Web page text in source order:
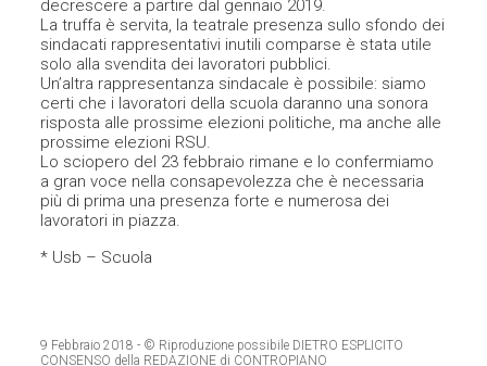
decrescere a partire dal gennaio 2019.
La truffa è servita, la teatrale presenza sullo sfondo dei
sindacati rappresentativi inutili comparse è stata utile
solo alla svendita dei lavoratori pubblici.
Un’altra rappresentanza sindacale è possibile: siamo
certi che i lavoratori della scuola daranno una sonora
risposta alle prossime elezioni politiche, ma anche alle
prossime elezioni RSU.
Lo sciopero del 23 febbraio rimane e lo confermiamo
a gran voce nella consapevolezza che è necessaria
più di prima una presenza forte e numerosa dei
lavoratori in piazza.
* Usb – Scuola
9 Febbraio 2018 - © Riproduzione possibile DIETRO ESPLICITO
CONSENSO della REDAZIONE di CONTROPIANO